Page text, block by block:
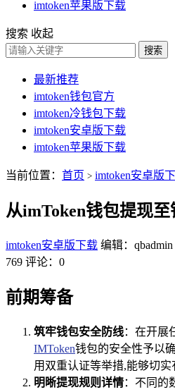
imtoken苹果版下载
搜索 收起
搜索
最新推荐
imtoken钱包官方
imtoken冷钱包下载
imtoken安卓版下载
imtoken苹果版下载
当前位置： 首页 > imtoken安卓版
从imToken钱包提现
imtoken安卓版下载 编辑：qbadmin
769 评论：0
前期筹备
筑牢钱包安全防线：在开展
IMToken钱包的安全性予以
用双重认证等举措,能够切实
明晰提现规则详情：不同的